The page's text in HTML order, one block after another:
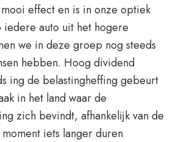
effect en is in onze optiek
iedere auto uit het hogere
we in deze groep nog steeds
hebben. Hoog dividend
ing de belastingheffing gebeurt
in het land waar de
zich bevindt, afhankelijk van de
iets langer duren